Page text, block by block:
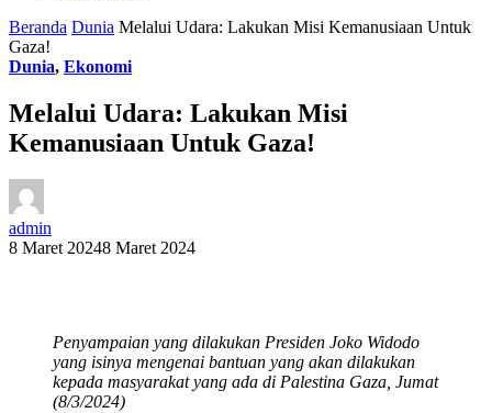
Beranda Dunia Melalui Udara: Lakukan Misi Kemanusiaan Untuk
Gaza!
Dunia, Ekonomi
Melalui Udara: Lakukan Misi
Kemanusiaan Untuk Gaza!
admin
8 Maret 20248 Maret 2024
Penyampaian yang dilakukan Presiden Joko Widodo
yang isinya mengenai bantuan yang akan dilakukan
kepada masyarakat yang ada di Palestina Gaza, Jumat
(8/3/2024)